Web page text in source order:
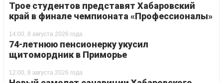
Трое студентов представят Хабаровский
край в финале чемпионата «Профессионалы»
14:00, 8 августа 2026 года
74-летнюю пенсионерку укусил
щитомордник в Приморье
12:00, 8 августа 2026 года